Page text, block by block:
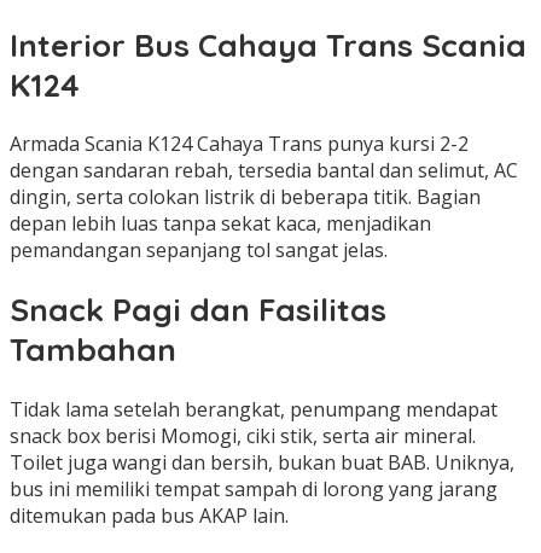
Interior Bus Cahaya Trans Scania
K124
Armada Scania K124 Cahaya Trans punya kursi 2-2
dengan sandaran rebah, tersedia bantal dan selimut, AC
dingin, serta colokan listrik di beberapa titik. Bagian
depan lebih luas tanpa sekat kaca, menjadikan
pemandangan sepanjang tol sangat jelas.
Snack Pagi dan Fasilitas
Tambahan
Tidak lama setelah berangkat, penumpang mendapat
snack box berisi Momogi, ciki stik, serta air mineral.
Toilet juga wangi dan bersih, bukan buat BAB. Uniknya,
bus ini memiliki tempat sampah di lorong yang jarang
ditemukan pada bus AKAP lain.